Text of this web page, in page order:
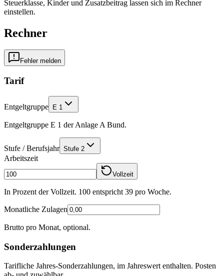
Steuerklasse, Kinder und Zusatzbeitrag lassen sich im Rechner
einstellen.
Rechner
Fehler melden
Tarif
Entgeltgruppe E 1
Entgeltgruppe E 1 der Anlage A Bund.
Stufe / Berufsjahr Stufe 2
Arbeitszeit
Vollzeit
In Prozent der Vollzeit. 100 entspricht 39 pro Woche.
Monatliche Zulagen
Brutto pro Monat, optional.
Sonderzahlungen
Tarifliche Jahres-Sonderzahlungen, im Jahreswert enthalten. Posten